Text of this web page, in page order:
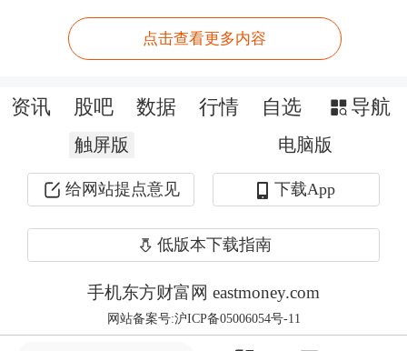
ETF，合计持有9087.21万份，相比2025
年三季度末减少了4065.84万份，华安
盈瑞稳健优选6个月持有、交银安享稳
健养老一年、泰康福泰平衡养老目标三
年持有等多只FOF均进行了减持操作。
此外，博时黄金ETF、易方达黄金
ETF、国泰黄金ETF也分别被FOF减持
了1847.84万份、522.42万份、32.74万
份，这意味着黄金ETF遭遇了FOF的普
点击查看更多内容
资讯 股吧 数据 行情 自选 导航
触屏版 电脑版
给网站提点意见 下载App
低版本下载指南
手机东方财富网 eastmoney.com
网站备案号:沪ICP备05006054号-11